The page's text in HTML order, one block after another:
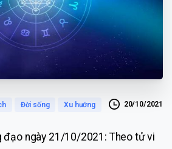
Đời sống Xu hướng 20/10/2021
đạo ngày 21/10/2021: Theo tử vi